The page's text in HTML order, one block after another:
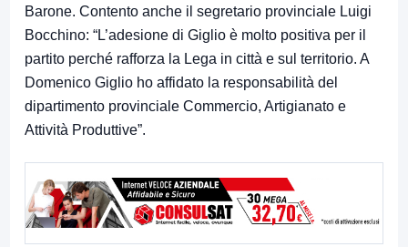
Barone. Contento anche il segretario provinciale Luigi
Bocchino: “L’adesione di Giglio è molto positiva per il
partito perché rafforza la Lega in città e sul territorio. A
Domenico Giglio ho affidato la responsabilità del
dipartimento provinciale Commercio, Artigianato e
Attività Produttive”.